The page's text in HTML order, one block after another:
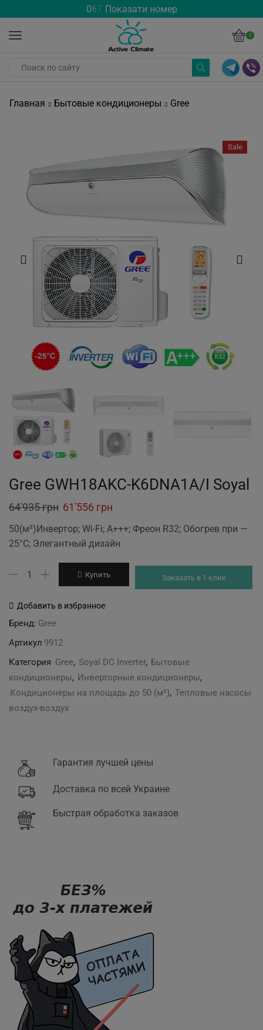
067 Показати номер
0
Главная Бытовые кондиционеры Gree
Sale
Gree GWH18AKC-K6DNA1A/I Soyal
64'935грн Original
price
was:
61'556 грн
price
is:
50(м²)Инвертор; Wi-Fi; А+++; Фреон R32; Обогрев при —
25°С; Элегантный дизайн
Количество
Gree
K6DNA1A/I
Soyal
Купить Заказать в 1 клик
Добавить в избранное
Бренд: Gree
Артикул 9912
Категория Gree, Soyal DC Inverter, Бытовые
кондиционеры, Инверторные кондиционеры,
Кондиционеры на площадь до 50 (м²), Тепловые насосы
воздух-воздух
Гарантия лучшей цены
Доставка по всей Украине
Быстрая обработка заказов